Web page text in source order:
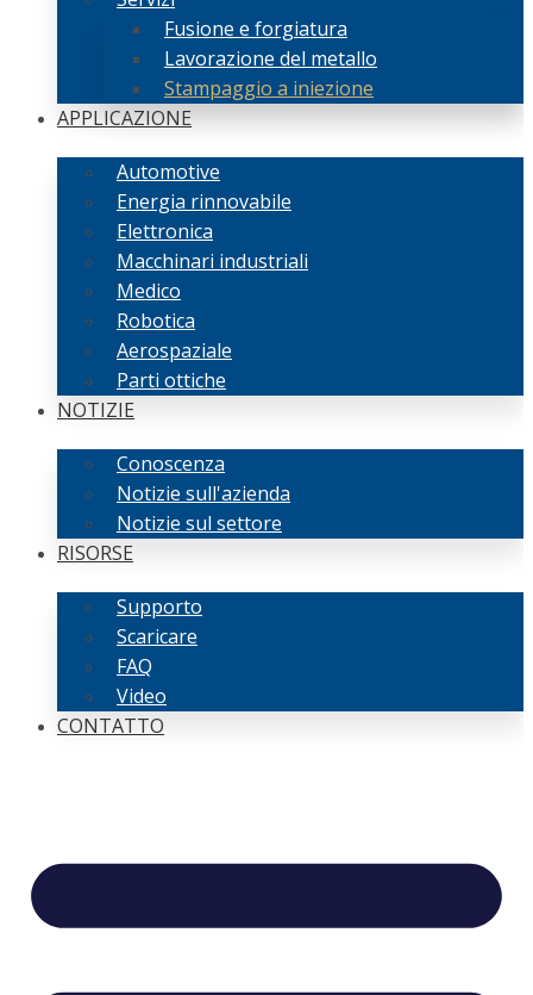
Fusione e forgiatura
Lavorazione del metallo
Stampaggio a iniezione
APPLICAZIONE
Automotive
Energia rinnovabile
Elettronica
Macchinari industriali
Medico
Robotica
Aerospaziale
Parti ottiche
NOTIZIE
Conoscenza
Notizie sull'azienda
Notizie sul settore
RISORSE
Supporto
Scaricare
FAQ
Video
CONTATTO